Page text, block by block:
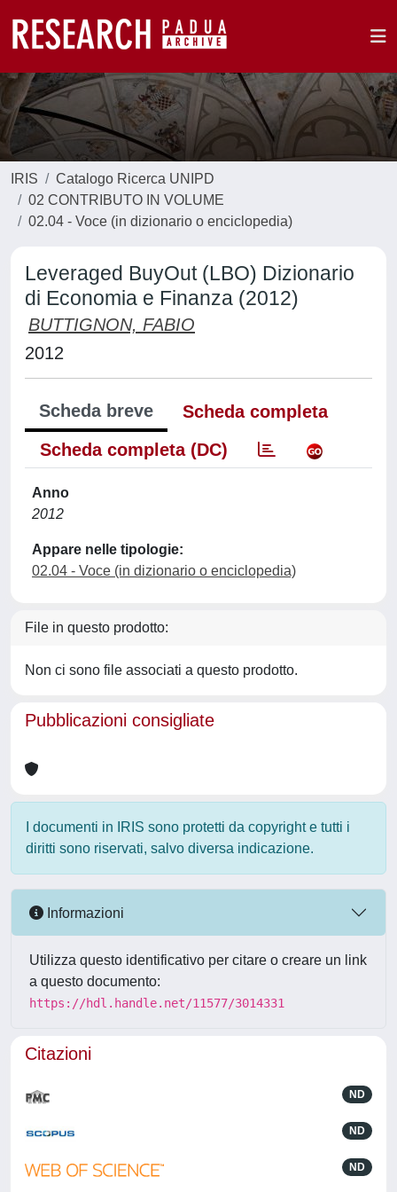
IRIS
Catalogo Ricerca UNIPD
02 CONTRIBUTO IN VOLUME
02.04 - Voce (in dizionario o enciclopedia)
Leveraged BuyOut (LBO) Dizionario
di Economia e Finanza (2012)
BUTTIGNON, FABIO
2012
Scheda breve
Scheda completa
Scheda completa (DC)
Anno
2012
Appare nelle tipologie:
02.04 - Voce (in dizionario o enciclopedia)
File in questo prodotto:
Non ci sono file associati a questo prodotto.
Pubblicazioni consigliate
I documenti in IRIS sono protetti da copyright e tutti i
diritti sono riservati, salvo diversa indicazione.
Informazioni
Utilizza questo identificativo per citare o creare un link
a questo documento:
https://hdl.handle.net/11577/3014331
Citazioni
ND
ND
ND